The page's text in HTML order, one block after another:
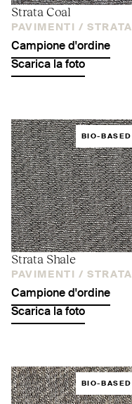
Strata Coal
PAVIMENTI / STRATA
Campione d'ordine
Scarica la foto
BIO-BASED
Strata Shale
PAVIMENTI / STRATA
Campione d'ordine
Scarica la foto
BIO-BASED